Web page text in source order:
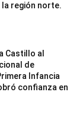
la región norte.
Castillo al
de
Infancia
confianza en